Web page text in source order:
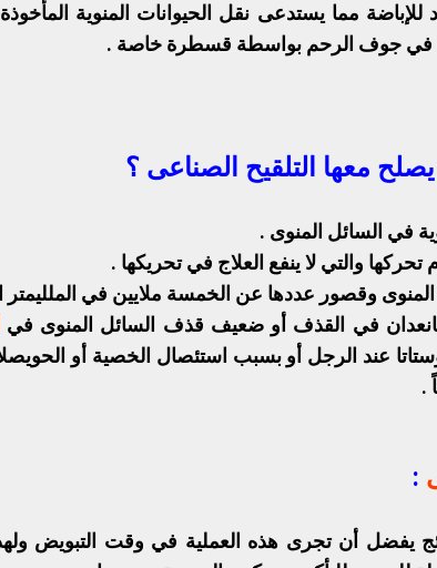
للإباضة مما يستدعى نقل الحيوانات المنوية
في جوف الرحم بواسطة قسطرة خاصة .
يصلح معها التلقيح الصناعى ؟
في السائل المنوى .
والتي لا ينفع العلاج في تحريكها .
وقصور عددها عن الخمسة ملايين في الملليمتر
في القذف أو ضعيف قذف السائل المنوى في
عند الرجل أو بسبب استئصال الخصية أو
.
:
يفضل أن تجرى هذه العملية في وقت التبويض